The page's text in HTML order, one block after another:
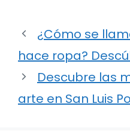
¿Cómo se
hace ropa?
Descubre las
arte en San Luis